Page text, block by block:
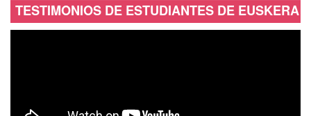
TESTIMONIOS DE ESTUDIANTES DE EUSKERA